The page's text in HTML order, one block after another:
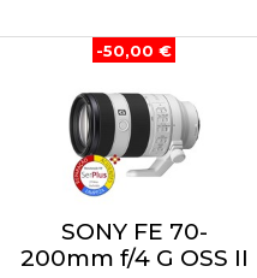
-50,00 €
SONY FE 70-
200mm f/4 G OSS II